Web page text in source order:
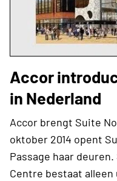
Accor
in Nederland
Accor brengt Suite
oktober 2014 opent
Passage haar
Centre bestaat